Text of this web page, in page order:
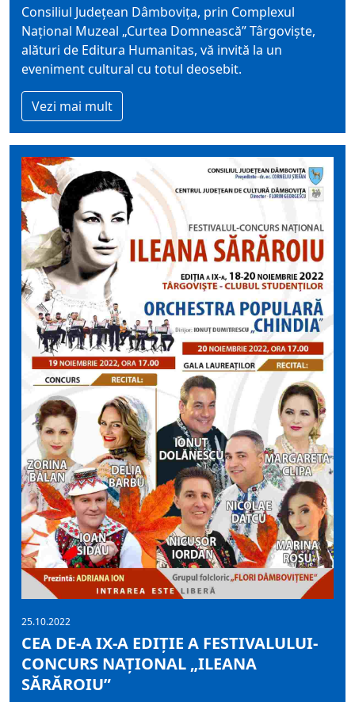
Consiliul Județean Dâmbovița, prin Complexul
Național Muzeal „Curtea Domnească” Târgoviște,
alături de Editura Humanitas, vă invită la un
eveniment cultural cu totul deosebit.
Vezi mai mult
25.10.2022
CEA DE-A IX-A EDIŢIE A FESTIVALULUI-
CONCURS NAȚIONAL „ILEANA
SĂRĂROIU”